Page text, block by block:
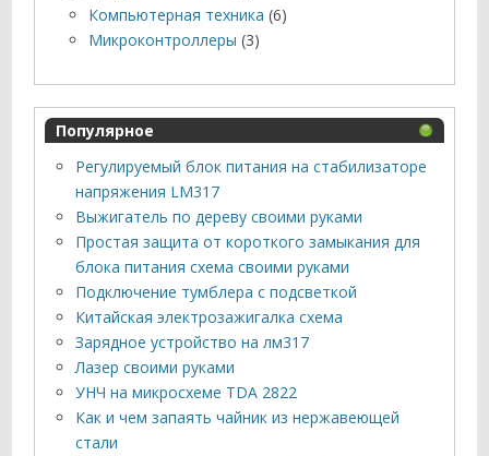
Компьютерная техника (6)
Микроконтроллеры (3)
Популярное
Регулируемый блок питания на стабилизаторе
напряжения LM317
Выжигатель по дереву своими руками
Простая защита от короткого замыкания для
блока питания схема своими руками
Подключение тумблера с подсветкой
Китайская электрозажигалка схема
Зарядное устройство на лм317
Лазер своими руками
УНЧ на микросхеме TDA 2822
Как и чем запаять чайник из нержавеющей
стали